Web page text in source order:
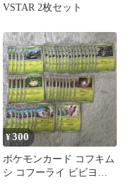
VSTAR 2枚セット
¥300
ポケモンカード コフキム
シ コフーライ ビビヨン